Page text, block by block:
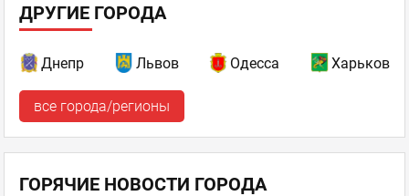
ДРУГИЕ ГОРОДА
Днепр Львов Одесса Харьков
все города/регионы
ГОРЯЧИЕ НОВОСТИ ГОРОДА